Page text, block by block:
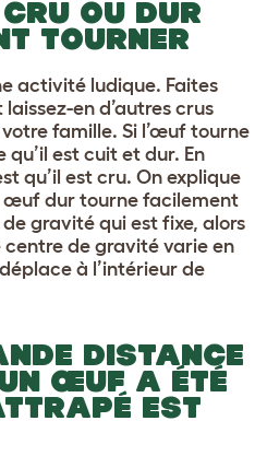
OU DUR
TOURNER
activité ludique. Faites
en d’autres crus
famille. Si l’œuf tourne
est cuit et dur. En
qu’il est cru. On explique
œuf dur tourne facilement
gravité qui est fixe, alors
de gravité varie en
à l’intérieur de
DISTANCE
ŒUF A ÉTÉ
EST